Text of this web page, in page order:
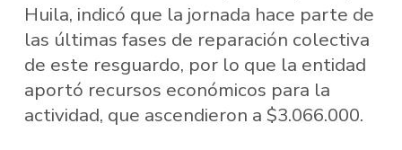
Huila, indicó que la jornada hace parte de
las últimas fases de reparación colectiva
de este resguardo, por lo que la entidad
aportó recursos económicos para la
actividad, que ascendieron a $3.066.000.